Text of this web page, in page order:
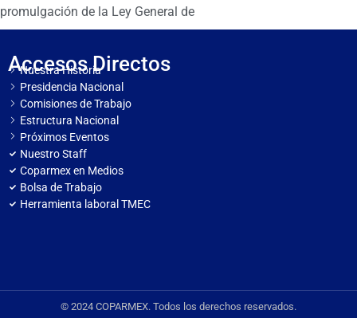
promulgación de la Ley General de
Accesos Directos
Nuestra Historia
Presidencia Nacional
Comisiones de Trabajo
Estructura Nacional
Próximos Eventos
Nuestro Staff
Coparmex en Medios
Bolsa de Trabajo
Herramienta laboral TMEC
© 2024 COPARMEX. Todos los derechos reservados.